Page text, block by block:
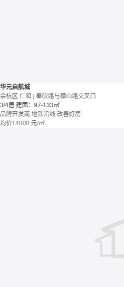
华元启航城
余杭区 仁和 | 奉欣路与獐山路交叉口
3/4居 建面：97-133㎡
品牌开发商 地铁沿线 改善好房
均价14000 元/㎡